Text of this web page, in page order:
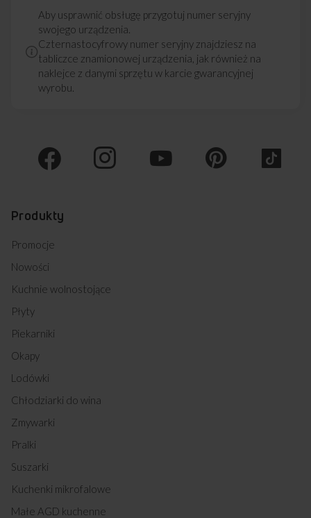
Aby usprawnić obsługę przygotuj numer seryjny
swojego urządzenia.
Czternastocyfrowy numer seryjny znajdziesz na
tabliczce znamionowej urządzenia, jak również na
naklejce z danymi sprzętu w karcie gwarancyjnej
wyrobu.
Produkty
Promocje
Nowości
Kuchnie wolnostojące
Płyty
Piekarniki
Okapy
Lodówki
Chłodziarki do wina
Zmywarki
Pralki
Suszarki
Kuchenki mikrofalowe
Małe AGD kuchenne